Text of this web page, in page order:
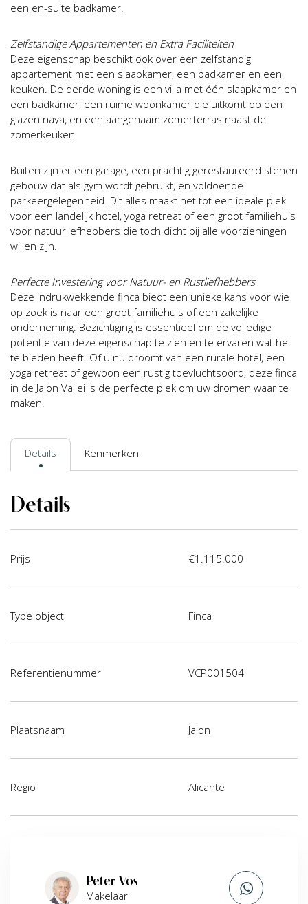
een en-suite badkamer.
Zelfstandige Appartementen en Extra Faciliteiten
Deze eigenschap beschikt ook over een zelfstandig
appartement met een slaapkamer, een badkamer en een
keuken. De derde woning is een villa met één slaapkamer en
een badkamer, een ruime woonkamer die uitkomt op een
glazen naya, en een aangenaam zomerterras naast de
zomerkeuken.
Buiten zijn er een garage, een prachtig gerestaureerd stenen
gebouw dat als gym wordt gebruikt, en voldoende
parkeergelegenheid. Dit alles maakt het tot een ideale plek
voor een landelijk hotel, yoga retreat of een groot familiehuis
voor natuurliefhebbers die toch dicht bij alle voorzieningen
willen zijn.
Perfecte Investering voor Natuur- en Rustliefhebbers
Deze indrukwekkende finca biedt een unieke kans voor wie
op zoek is naar een groot familiehuis of een zakelijke
onderneming. Bezichtiging is essentieel om de volledige
potentie van deze eigenschap te zien en te ervaren wat het
te bieden heeft. Of u nu droomt van een rurale hotel, een
yoga retreat of gewoon een rustig toevluchtsoord, deze finca
in de Jalon Vallei is de perfecte plek om uw dromen waar te
maken.
Details Kenmerken
Details
Prijs €1.115.000
Type object Finca
Referentienummer VCP001504
Plaatsnaam Jalon
Regio Alicante
Peter Vos
Makelaar